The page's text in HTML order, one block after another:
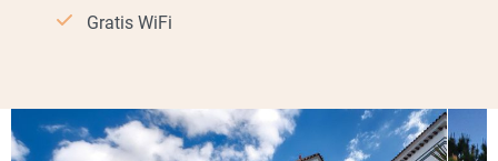
Gratis WiFi